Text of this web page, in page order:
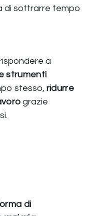
di sottrarre tempo
a
strumenti
stesso, ridurre
grazie
di